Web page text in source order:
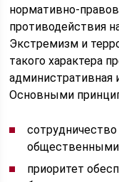
нормативно-
противодействия
Экстремизм и
такого характера
административная
Основными
общественными
приоритет